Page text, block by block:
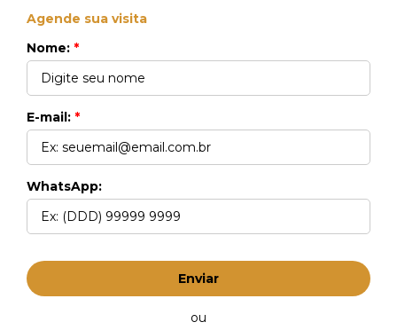
Whats Venda
Agende sua visita
Nome: *
E-mail: *
WhatsApp:
Enviar
ou